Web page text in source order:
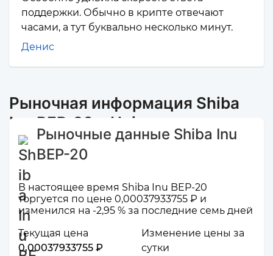
поддержки. Обычно в крипте отвечают
часами, а тут буквально несколько минут.
Денис
Рыночная информация Shiba
Inu BEP-20 и Uniswap
Рыночные данные Shiba Inu
BEP-20
В настоящее время Shiba Inu BEP-20
торгуется по цене 0,00037933755 ₽ и
изменился на -2,95 % за последние семь дней
Текущая цена
0,00037933755 ₽
Изменение цены за
сутки